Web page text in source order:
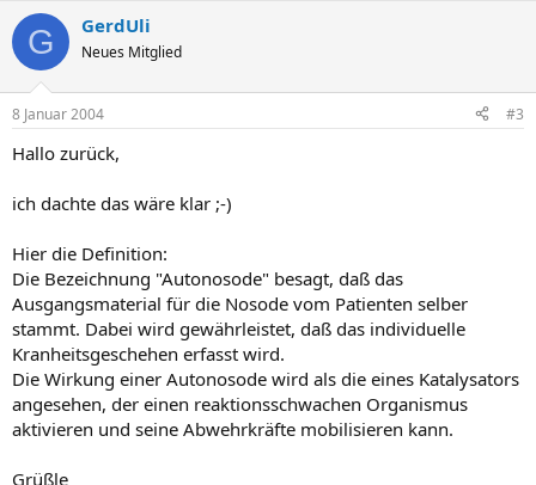
G GerdUli
Neues Mitglied
8 Januar 2004 #3
Hallo zurück,
ich dachte das wäre klar ;-)
Hier die Definition:
Die Bezeichnung "Autonosode" besagt, daß das
Ausgangsmaterial für die Nosode vom Patienten selber
stammt. Dabei wird gewährleistet, daß das individuelle
Kranheitsgeschehen erfasst wird.
Die Wirkung einer Autonosode wird als die eines Katalysators
angesehen, der einen reaktionsschwachen Organismus
aktivieren und seine Abwehrkräfte mobilisieren kann.
Grüßle